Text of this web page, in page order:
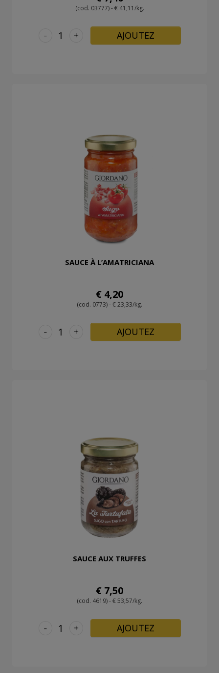
(cod. 03777) - € 41,11/kg.
+
- AJOUTEZ
SAUCE À L’AMATRICIANA
€ 4,20
(cod. 0773) - € 23,33/kg.
+
- AJOUTEZ
SAUCE AUX TRUFFES
€ 7,50
(cod. 4619) - € 53,57/kg.
+
- AJOUTEZ